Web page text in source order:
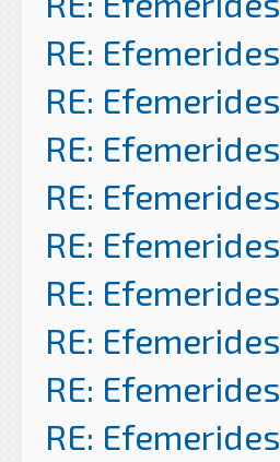
RE: Efemerides
RE: Efemerides
RE: Efemerides
RE: Efemerides
RE: Efemerides
RE: Efemerides
RE: Efemerides
RE: Efemerides
RE: Efemerides